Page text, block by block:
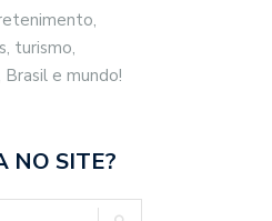
turismo,
e mundo!
NO SITE?